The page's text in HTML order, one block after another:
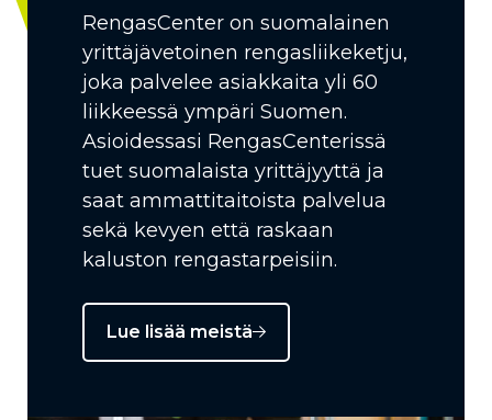
RengasCenter on suomalainen
yrittäjävetoinen rengasliikeketju,
joka palvelee asiakkaita yli 60
liikkeessä ympäri Suomen.
Asioidessasi RengasCenterissä
tuet suomalaista yrittäjyyttä ja
saat ammattitaitoista palvelua
sekä kevyen että raskaan
kaluston rengastarpeisiin.
Lue lisää meistä